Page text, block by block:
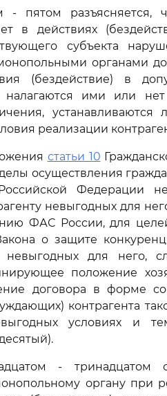
- пятом
в действиях
субъекта
органами
(бездействие) в
налагаются ими или нет
устанавливаются
реализации
статьи 10
осуществления
Российской Федерации
невыгодных для
ФАС России, для
о защите
невыгодных для него,
положение
договора в форме
контрагента
условиях и
- тринадцатом
органу при